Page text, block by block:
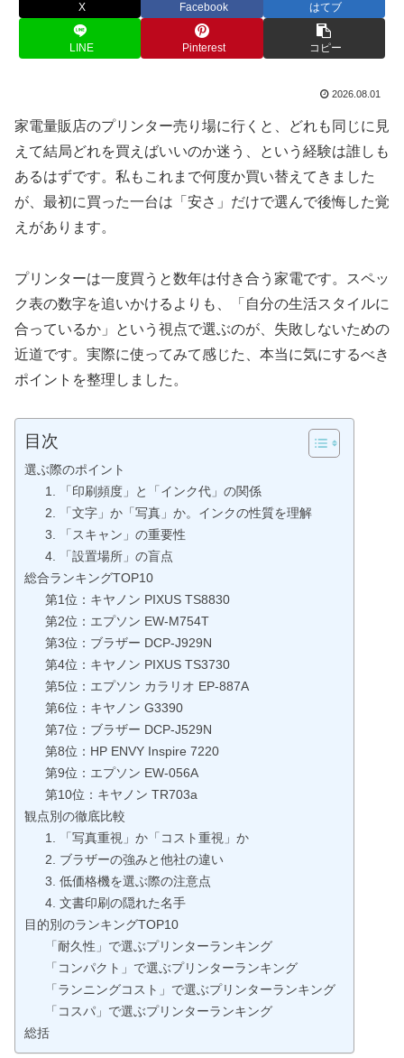
X Facebook はてブ
LINE Pinterest コピー
2026.08.01
家電量販店のプリンター売り場に行くと、どれも同じに見
えて結局どれを買えばいいのか迷う、という経験は誰しも
あるはずです。私もこれまで何度か買い替えてきました
が、最初に買った一台は「安さ」だけで選んで後悔した覚
えがあります。
プリンターは一度買うと数年は付き合う家電です。スペッ
ク表の数字を追いかけるよりも、「自分の生活スタイルに
合っているか」という視点で選ぶのが、失敗しないための
近道です。実際に使ってみて感じた、本当に気にするべき
ポイントを整理しました。
目次
選ぶ際のポイント
1. 「印刷頻度」と「インク代」の関係
2. 「文字」か「写真」か。インクの性質を理解
3. 「スキャン」の重要性
4. 「設置場所」の盲点
総合ランキングTOP10
第1位：キヤノン PIXUS TS8830
第2位：エプソン EW-M754T
第3位：ブラザー DCP-J929N
第4位：キヤノン PIXUS TS3730
第5位：エプソン カラリオ EP-887A
第6位：キヤノン G3390
第7位：ブラザー DCP-J529N
第8位：HP ENVY Inspire 7220
第9位：エプソン EW-056A
第10位：キヤノン TR703a
観点別の徹底比較
1. 「写真重視」か「コスト重視」か
2. ブラザーの強みと他社の違い
3. 低価格機を選ぶ際の注意点
4. 文書印刷の隠れた名手
目的別のランキングTOP10
「耐久性」で選ぶプリンターランキング
「コンパクト」で選ぶプリンターランキング
「ランニングコスト」で選ぶプリンターランキング
「コスパ」で選ぶプリンターランキング
総括